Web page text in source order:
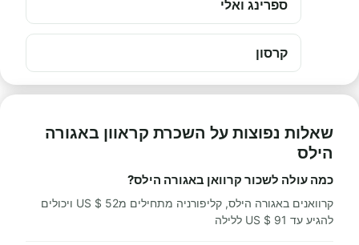
ספרינג ואלי
קרסון
שאלות נפוצות על השכרת קראוון באגורה
הילס
כמה עולה לשכור קרוואן באגורה הילס?
קרוואנים באגורה הילס, קליפורניה מתחילים מ52 $ US ויכולים
להגיע עד 91 $ US ללילה